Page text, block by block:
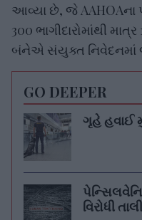
આવ્યા છે, જે AAHOAના
300 ભાગીદારોમાંથી
બંનેએ સંયુક્ત નિવેદનમાં
GO DEEPER
ગૃહે હવાઈ
વિરોધી